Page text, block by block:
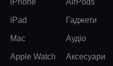
iPad
Mac
Apple Watch
Гаджети
Аудіо
Аксесуари